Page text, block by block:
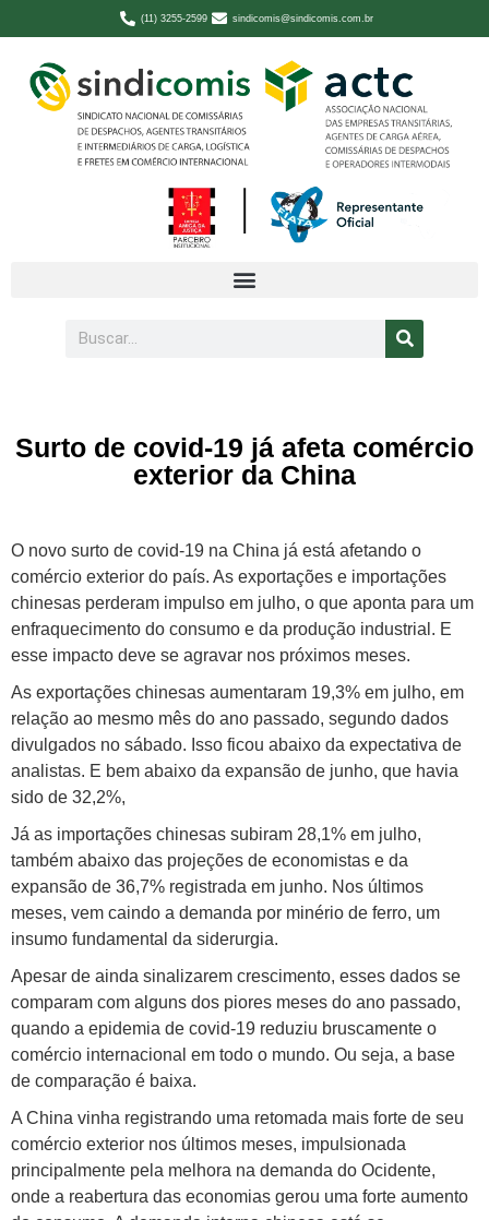
(11) 3255-2599 sindicomis@sindicomis.com.br
Surto de covid-19 já afeta comércio
exterior da China
O novo surto de covid-19 na China já está afetando o
comércio exterior do país. As exportações e importações
chinesas perderam impulso em julho, o que aponta para um
enfraquecimento do consumo e da produção industrial. E
esse impacto deve se agravar nos próximos meses.
As exportações chinesas aumentaram 19,3% em julho, em
relação ao mesmo mês do ano passado, segundo dados
divulgados no sábado. Isso ficou abaixo da expectativa de
analistas. E bem abaixo da expansão de junho, que havia
sido de 32,2%,
Já as importações chinesas subiram 28,1% em julho,
também abaixo das projeções de economistas e da
expansão de 36,7% registrada em junho. Nos últimos
meses, vem caindo a demanda por minério de ferro, um
insumo fundamental da siderurgia.
Apesar de ainda sinalizarem crescimento, esses dados se
comparam com alguns dos piores meses do ano passado,
quando a epidemia de covid-19 reduziu bruscamente o
comércio internacional em todo o mundo. Ou seja, a base
de comparação é baixa.
A China vinha registrando uma retomada mais forte de seu
comércio exterior nos últimos meses, impulsionada
principalmente pela melhora na demanda do Ocidente,
onde a reabertura das economias gerou uma forte aumento